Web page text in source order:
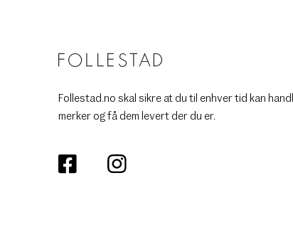
Follestad.no skal sikre at du til enhver tid kan
merker og få dem levert der du er.